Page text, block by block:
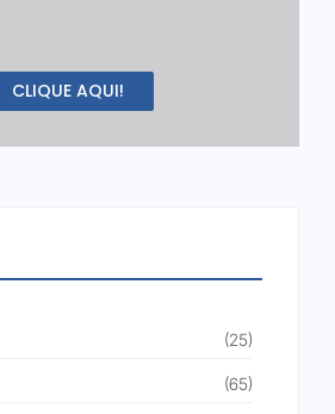
CLIQUE AQUI!
(25)
(65)